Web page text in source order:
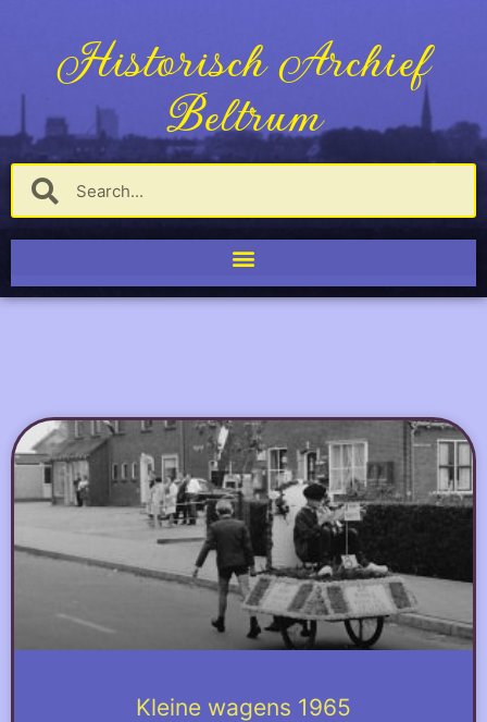
Historisch Archief
Beltrum
Kleine wagens 1965